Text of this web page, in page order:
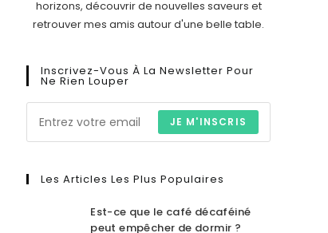
horizons, découvrir de nouvelles saveurs et
retrouver mes amis autour d'une belle table.
Inscrivez-Vous À La Newsletter Pour
Ne Rien Louper
JE M'INSCRIS
Les Articles Les Plus Populaires
Est-ce que le café décaféiné
peut empêcher de dormir ?